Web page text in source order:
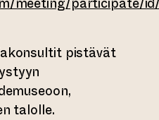
pistävät
talolle.